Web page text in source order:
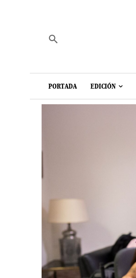
PORTADA EDICIÓN